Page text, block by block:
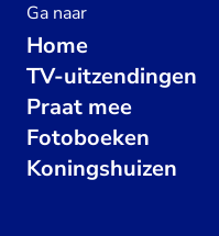
Ga naar
Home
TV-uitzendingen
Praat mee
Fotoboeken
Koningshuizen